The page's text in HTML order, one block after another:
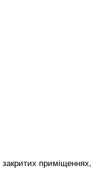
закритих приміщеннях,